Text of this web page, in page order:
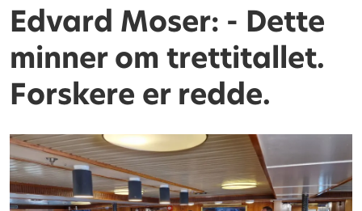
Edvard Moser: - Dette
minner om trettitallet.
Forskere er redde.